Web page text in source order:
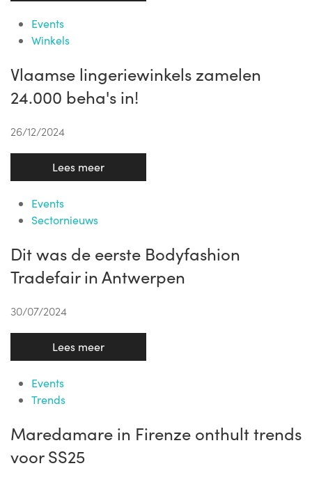
Events
Winkels
Vlaamse lingeriewinkels zamelen
24.000 beha's in!
26/12/2024
Lees meer
Events
Sectornieuws
Dit was de eerste Bodyfashion
Tradefair in Antwerpen
30/07/2024
Lees meer
Events
Trends
Maredamare in Firenze onthult trends
voor SS25